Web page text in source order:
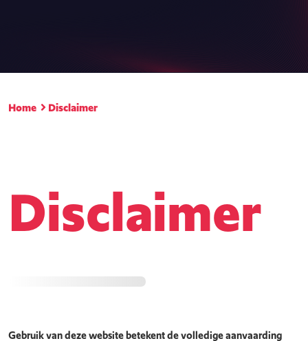
Home Disclaimer
Disclaimer
Gebruik van deze website betekent de volledige aanvaarding